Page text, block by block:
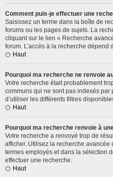
Comment puis-je effectuer une
Saisissez un terme dans la boîte de
forums ou les pages de sujets. La
cliquant sur le lien « Recherche
forum. L’accès à la recherche dépend
Haut
Pourquoi ma recherche ne renvoie
Votre recherche était probablement
communs qui ne sont pas indexés par
d’utiliser les différents filtres
Haut
Pourquoi ma recherche renvoie à
Votre recherche a renvoyé trop de
afficher. Utilisez la recherche avancée
termes employés et dans la sélection
effectuer une recherche.
Haut